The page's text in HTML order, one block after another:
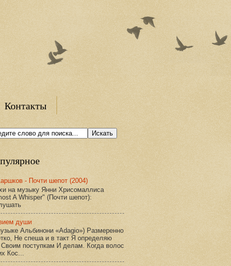
Контакты
- Почти шепот (2004)
на музыку Янни Хрисомаллиса
A Whisper" (Почти шепот):
души
Альбинони «Adagio») Размеренно
Не спеша и в такт Я определяю
поступкам И делам. Когда волос
Кос...